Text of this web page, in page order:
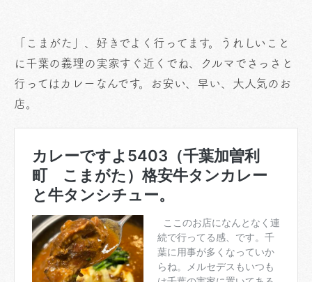
「こまがた」、好きでよく行ってます。うれしいこと
に千葉の義理の実家すぐ近くでね、クルマでさっさと
行ってはカレーなんです。お安い、早い、大人気のお
店。